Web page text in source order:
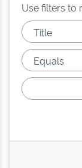
Use filters to